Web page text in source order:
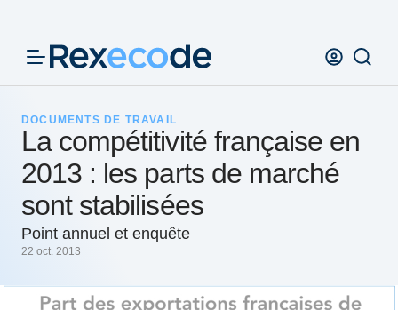
DOCUMENTS DE TRAVAIL
La compétitivité française en
2013 : les parts de marché
sont stabilisées
Point annuel et enquête
22 oct. 2013